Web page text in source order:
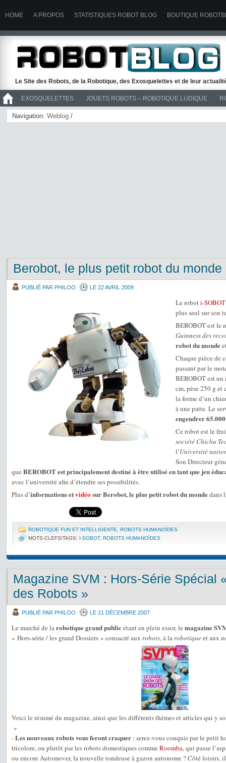
HOME A PROPOS STATISTIQUES ROBOT BLOG BOUTIQUE
Le Site des Robots, de la Robotique, des Exosquelettes et de leur
EXOSQUELETTES JOUETS ROBOTS – ROBOTIQUE LUDIQUE
>> ROBOTS
Navigation: Weblog /
Berobot, le plus petit robot du monde
PUBLIÉ PAR PHILOO LE 22 AVRIL 2009
Le roboti-SOBOT
plus seul sur son
BEROBOT est le
Guinness des
robot du monde
Chaque pièce de
passant par le
BEROBOT est
cm, pèse 250 g
la forme d’un
à une patte. Le
engendrer
Ce robot est le
société Chichu
l’Université
Son Directeur
que BEROBOT est principalement destiné à être utilisé en tant que jeu
avec l’université afin d’étendre ses possibilités.
Plus d’informations etvidéosur Berobot, le plus petit robot du mondedans
ROBOTIQUE FUN ET INTELLIGENTE
ROBOTS HUMANOÏDES
MOTS-CLEFS/TAGS: I-SOBOT, ROBOTS HUMANOÏDES
Magazine SVM : Hors-Série Spécial
des Robots »
PUBLIÉ PAR PHILOO LE 21 DÉCEMBRE 2007
Le marché de larobotique grand publicétant en plein essor, le magazine
« Hors-série / les grand Dossiers » consacré aux robots, à larobotiqueet aux
Voici le résumé du magazine, ainsi que les différents thèmes et articles qui y
»
-Les nouveaux robots vous feront craquer : serez-vous conquis par le petit
tricolore, ou plutôt par les robots domestiques comme Roomba, qui passe
ou encore Automover, la nouvelle tondeuse à gazon autonome ? Côté loisirs,